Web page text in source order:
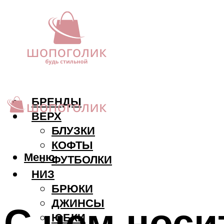
БРЕНДЫ
ВЕРХ
БЛУЗКИ
КОФТЫ
ФУТБОЛКИ
НИЗ
БРЮКИ
ДЖИНСЫ
ЮБКИ
Меню